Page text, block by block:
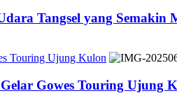
Tangsel yang Semakin
Touring Ujung Kulon
Gowes Touring Ujung